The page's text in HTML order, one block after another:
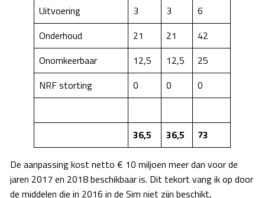
Uitvoering
3 3
6
Onderhoud
21 21
42
Onomkeerbaar
12,5 12,5
25
NRF storting
0 0 0
36,5 36,5 73
De aanpassing kost netto € 10 miljoen meer dan voor de
jaren 2017 en 2018 beschikbaar is. Dit tekort vang ik op door
de middelen die in 2016 in de Sim niet zijn beschikt,